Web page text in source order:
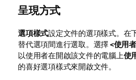
呈現方式
選項樣式設定文件的選項樣式。在
替代選項間進行選取。選擇<使用
以使用者在開啟該文件的電腦上使
的喜好選項樣式來開啟文件。